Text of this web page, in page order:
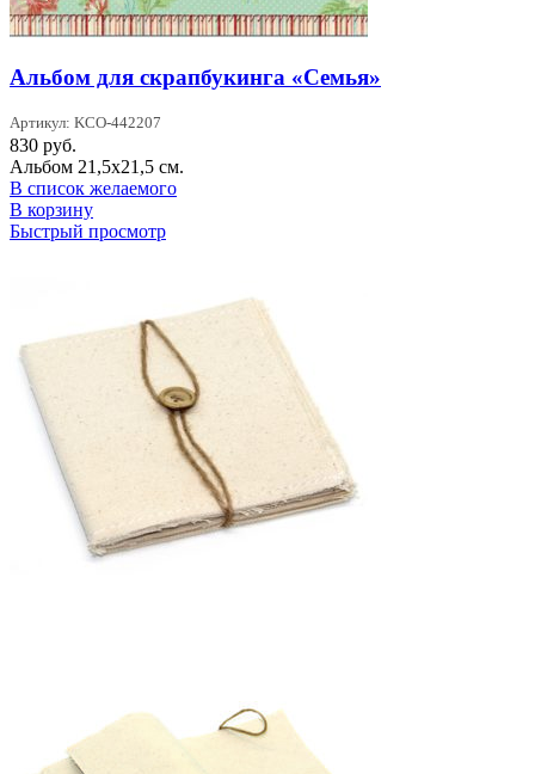
Альбом для скрапбукинга «Семья»
Артикул: KCO-442207
830 руб.
Альбом 21,5х21,5 см.
В список желаемого
В корзину
Быстрый просмотр